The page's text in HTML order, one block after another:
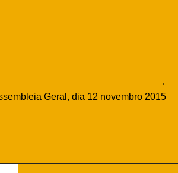
Geral, dia 12 novembro 2015